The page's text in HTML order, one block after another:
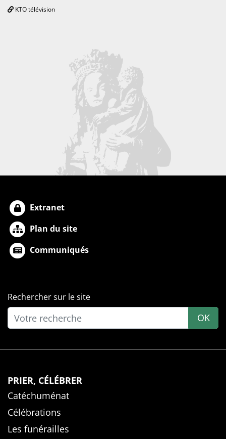
KTO télévision
Extranet
Plan du site
Communiqués
Rechercher sur le site
OK
PRIER, CÉLÉBRER
Catéchuménat
Célébrations
Les funérailles